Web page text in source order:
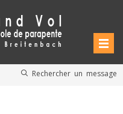
Rechercher un message